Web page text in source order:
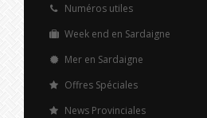
Numéros utiles
Week end en Sardaigne
Mer en Sardaigne
Offres Spéciales
News Provinciales